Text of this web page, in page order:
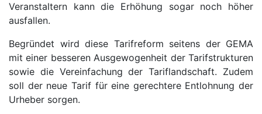
Veranstaltern kann die Erhöhung sogar noch höher
ausfallen.
Begründet wird diese Tarifreform seitens der GEMA
mit einer besseren Ausgewogenheit der Tarifstrukturen
sowie die Vereinfachung der Tariflandschaft. Zudem
soll der neue Tarif für eine gerechtere Entlohnung der
Urheber sorgen.